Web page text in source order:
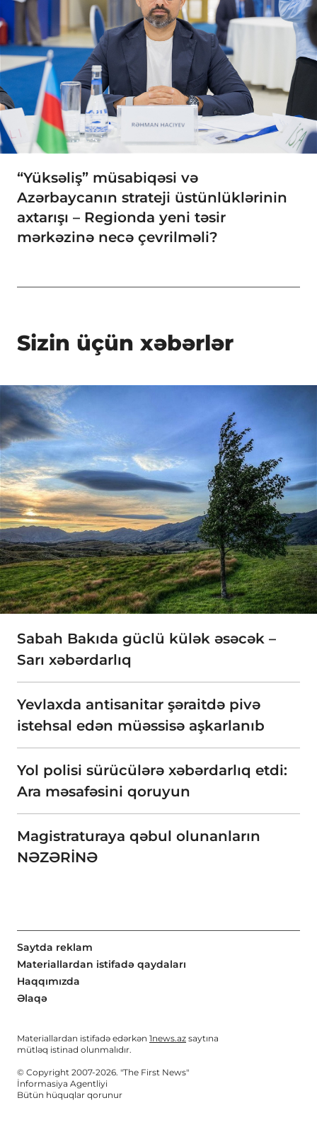
“Yüksəliş” müsabiqəsi və
Azərbaycanın strateji üstünlüklərinin
axtarışı – Regionda yeni təsir
mərkəzinə necə çevrilməli?
Sizin üçün xəbərlər
Sabah Bakıda güclü külək əsəcək –
Sarı xəbərdarlıq
Yevlaxda antisanitar şəraitdə pivə
istehsal edən müəssisə aşkarlanıb
Yol polisi sürücülərə xəbərdarlıq etdi:
Ara məsafəsini qoruyun
Magistraturaya qəbul olunanların
NƏZƏRİNƏ
Saytda reklam
Materiallardan istifadə qaydaları
Haqqımızda
Əlaqə
Materiallardan istifadə edərkən 1news.az saytına
mütləq istinad olunmalıdır.
© Copyright 2007-2026. "The First News"
İnformasiya Agentliyi
Bütün hüquqlar qorunur